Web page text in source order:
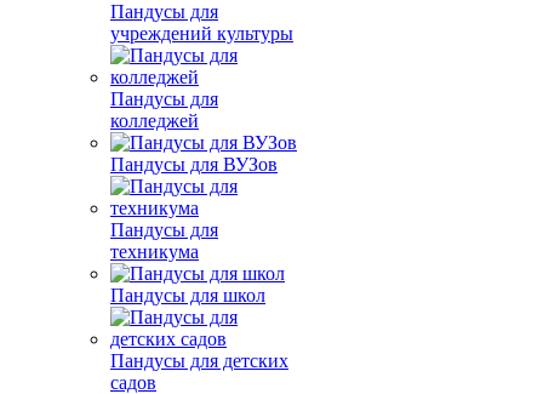
Пандусы для
учреждений культуры
Пандусы для
колледжей
Пандусы для ВУЗов
Пандусы для
техникума
Пандусы для школ
Пандусы для детских
садов